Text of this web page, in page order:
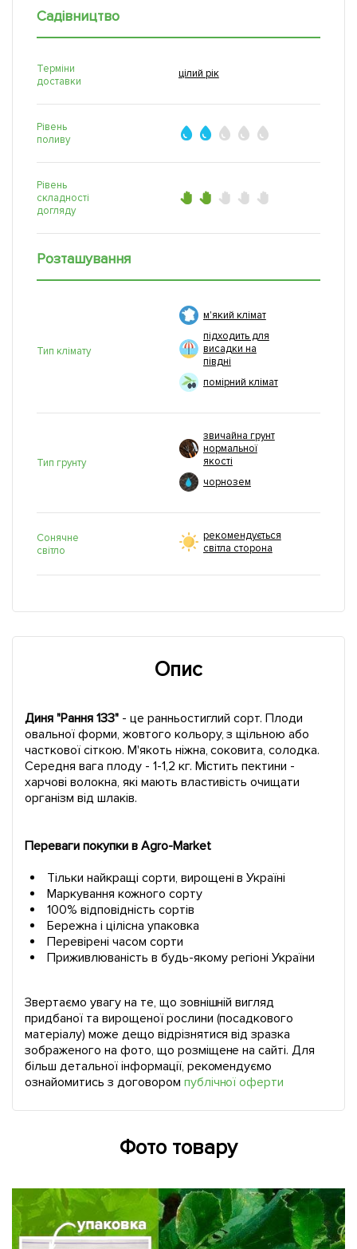
Садівництво
Терміни
доставки
цілий рік
Рівень
поливу
Рівень
складності
догляду
Розташування
Тип клімату
м'який клімат
підходить для
висадки на
півдні
помірний клімат
Тип грунту
звичайна грунт
нормальної
якості
чорнозем
Сонячне
світло
рекомендується
світла сторона
Опис
Диня "Рання 133" - це ранньостиглий сорт. Плоди
овальної форми, жовтого кольору, з щільною або
часткової сіткою. М'якоть ніжна, соковита, солодка.
Середня вага плоду - 1-1,2 кг. Містить пектини -
харчові волокна, які мають властивість очищати
організм від шлаків.
Переваги покупки в Agro-Market
Тільки найкращі сорти, вирощені в Україні
Маркування кожного сорту
100% відповідність сортів
Бережна і цілісна упаковка
Перевірені часом сорти
Приживлюваність в будь-якому регіоні України
Звертаємо увагу на те, що зовнішній вигляд
придбаної та вирощеної рослини (посадкового
матеріалу) може дещо відрізнятися від зразка
зображеного на фото, що розміщене на сайті. Для
більш детальної інформації, рекомендуємо
ознайомитись з договором публічної оферти
Фото товару